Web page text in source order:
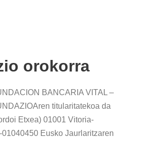
orokorra
BANCARIA VITAL –
titularitatekoa da
Etxea) 01001 Vitoria-
01040450 Eusko Jaurlaritzaren